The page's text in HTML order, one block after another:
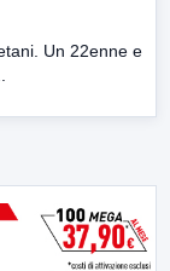
Un 22enne e